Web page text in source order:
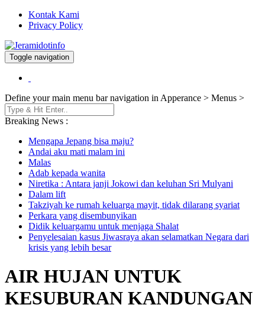
Kontak Kami
Privacy Policy
Jeramidotinfo
Berita dan Informasi Terkini
Toggle navigation
Define your main menu bar navigation in Apperance > Menus >
Breaking News :
Mengapa Jepang bisa maju?
Andai aku mati malam ini
Malas
Adab kepada wanita
Niretika : Antara janji Jokowi dan keluhan Sri Mulyani
Dalam lift
Takziyah ke rumah keluarga mayit, tidak dilarang syariat
Perkara yang disembunyikan
Didik keluargamu untuk menjaga Shalat
Penyelesaian kasus Jiwasraya akan selamatkan Negara dari
krisis yang lebih besar
AIR HUJAN UNTUK
KESUBURAN KANDUNGAN